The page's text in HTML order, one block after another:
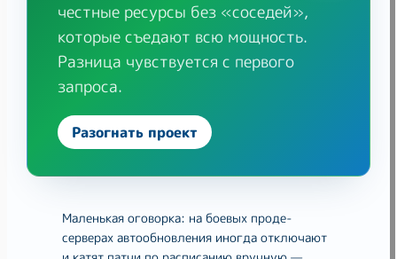
честные ресурсы без «соседей»,
которые съедают всю мощность.
Разница чувствуется с первого
запроса.
Разогнать проект
Маленькая оговорка: на боевых проде-
серверах автообновления иногда отключают